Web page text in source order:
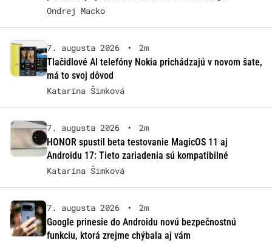
Ondrej Macko
7. augusta 2026 •
2m
Tlačidlové AI telefóny Nokia prichádzajú v novom šate,
má to svoj dôvod
Katarína Šimková
7. augusta 2026 •
2m
HONOR spustil beta testovanie MagicOS 11 aj
Androidu 17: Tieto zariadenia sú kompatibilné
Katarína Šimková
7. augusta 2026 •
2m
Google prinesie do Androidu novú bezpečnostnú
funkciu, ktorá zrejme chýbala aj vám